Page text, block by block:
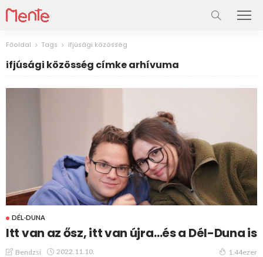
Főoldal Tags ifjúsági közösség
ifjúsági közösség címke arhívuma
DÉL-DUNA
Itt van az ősz, itt van újra…és a Dél-Duna is
Bendzsi 2022.11.10. 1.44ezer